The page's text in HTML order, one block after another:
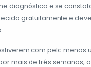
diagnóstico e se
gratuitamente e
com pelo menos
mais de três semanas,